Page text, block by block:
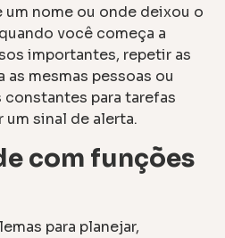
nome ou onde deixou o
você começa a
importantes, repetir as
as mesmas pessoas ou
para tarefas
um sinal de alerta.
com funções
para planejar,